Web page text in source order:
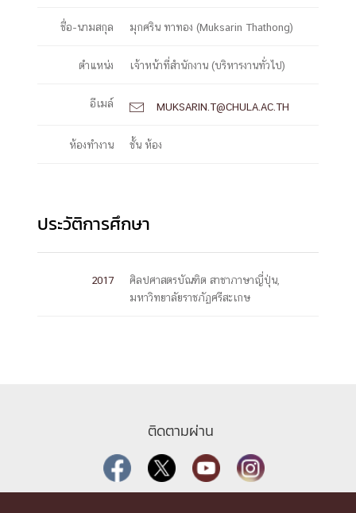
ชื่อ-นามสกุล มุกศริน ทาทอง (Muksarin Thathong)
ตำแหน่ง เจ้าหน้าที่สำนักงาน (บริหารงานทั่วไป)
อีเมล์  MUKSARIN.T@CHULA.AC.TH
ห้องทำงาน ชั้น ห้อง
ประวัติการศึกษา
2017
ศิลปศาสตรบัณฑิต สาชาภาษาญี่ปุ่น,
มหาวิทยาลัยราชภัฏศรีสะเกษ
ติดตามผ่าน